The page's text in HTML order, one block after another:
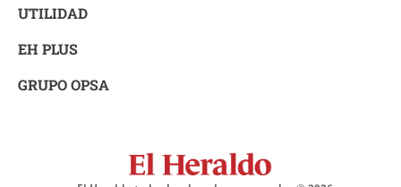
UTILIDAD
EH PLUS
GRUPO OPSA